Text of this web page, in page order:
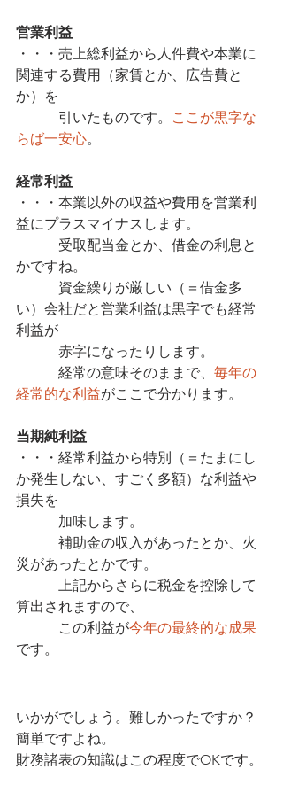
営業利益
・・・売上総利益から人件費や本業に
関連する費用（家賃とか、広告費と
か）を
引いたものです。
ここが黒字な
らば一安心。
経常利益
・・・本業以外の収益や費用を営業利
益にプラスマイナスします。
受取配当金とか、借金の利息と
かですね。
資金繰りが厳しい（＝借金多
い）会社だと営業利益は黒字でも経常
利益が
赤字になったりします。
経常の意味そのままで、 毎年の
経常的な利益がここで分かります。
当期純利益
・・・経常利益から特別（＝たまにし
か発生しない、すごく多額）な利益や
損失を
加味します。
補助金の収入があったとか、火
災があったとかです。
上記からさらに税金を控除して
算出されますので、
この利益が今年の最終的な成果
です。
いかがでしょう。難しかったですか？
簡単ですよね。
財務諸表の知識はこの程度でOKです。